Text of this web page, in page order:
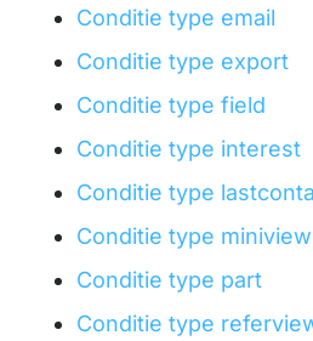
Conditie type email
Conditie type export
Conditie type field
Conditie type interest
Conditie type
Conditie type miniview
Conditie type part
Conditie type